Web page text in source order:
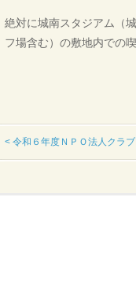
絶対に城南スタジアム（
フ場含む）の敷地内での
< 令和６年度ＮＰＯ法人クラ